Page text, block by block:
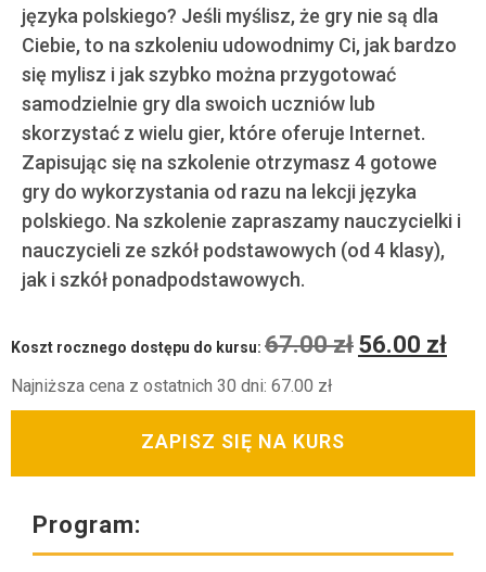
języka polskiego? Jeśli myślisz, że gry nie są dla
Ciebie, to na szkoleniu udowodnimy Ci, jak bardzo
się mylisz i jak szybko można przygotować
samodzielnie gry dla swoich uczniów lub
skorzystać z wielu gier, które oferuje Internet.
Zapisując się na szkolenie otrzymasz 4 gotowe
gry do wykorzystania od razu na lekcji języka
polskiego. Na szkolenie zapraszamy nauczycielki i
nauczycieli ze szkół podstawowych (od 4 klasy),
jak i szkół ponadpodstawowych.
Koszt rocznego dostępu do kursu: 67.00zł 56.00 zł
Najniższa cena z ostatnich 30 dni: 67.00 zł
ZAPISZ SIĘ NA KURS
Program: